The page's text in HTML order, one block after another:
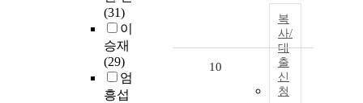
(31)
이
승재
(29)
엄
흥섭
복
사/
대
출
신
청
10